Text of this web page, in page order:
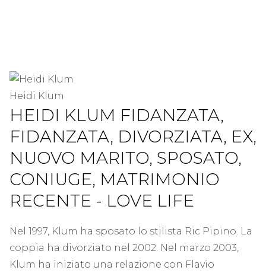
Heidi Klum
HEIDI KLUM FIDANZATA,
FIDANZATA, DIVORZIATA, EX,
NUOVO MARITO, SPOSATO,
CONIUGE, MATRIMONIO
RECENTE - LOVE LIFE
Nel 1997, Klum ha sposato lo stilista Ric Pipino. La
coppia ha divorziato nel 2002. Nel marzo 2003,
Klum ha iniziato una relazione con Flavio